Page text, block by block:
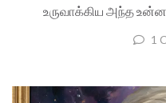
உருவாக்கிய அந்த
1